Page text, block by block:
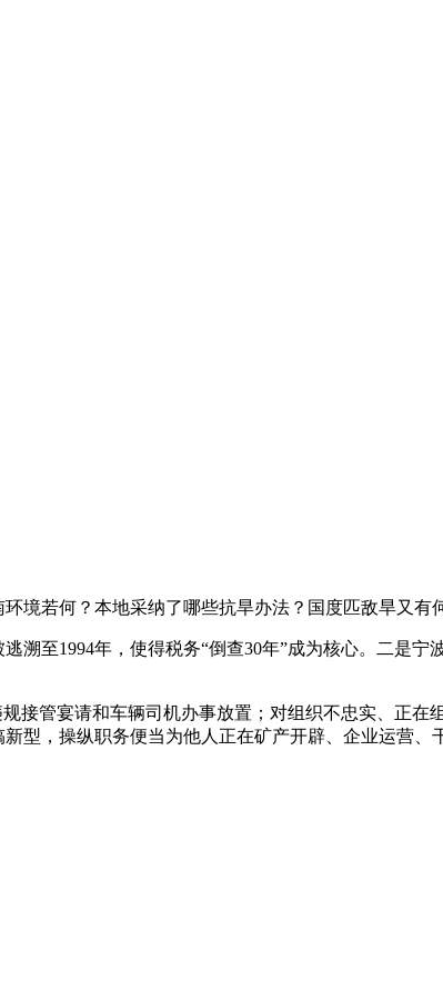
若何？本地采纳了哪些抗旱办法？国度匹敌旱又有
至1994年，使得税务“倒查30年”成为核心。二是宁
管宴请和车辆司机办事放置；对组织不忠实、正在
型，操纵职务便当为他人正在矿产开辟、企业运营、